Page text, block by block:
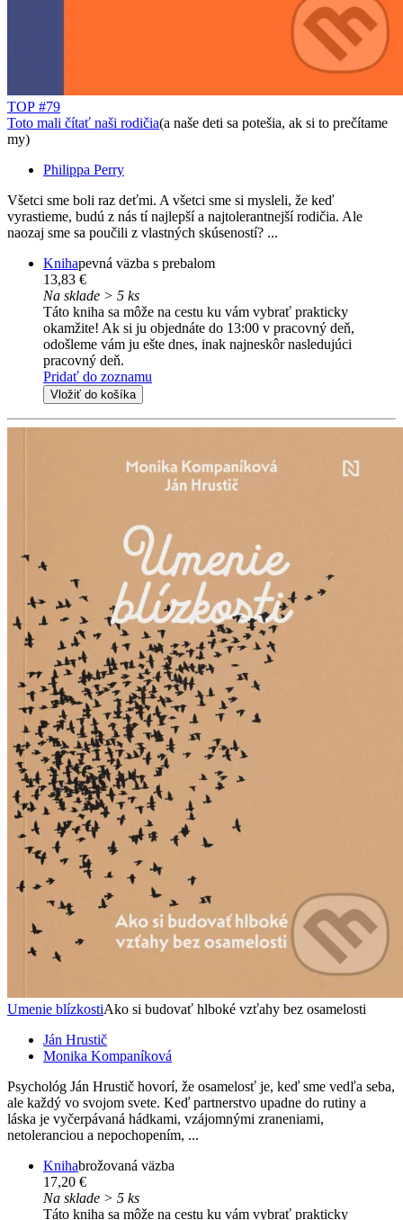
TOP #79
Toto mali čítať naši rodičia(a naše deti sa potešia, ak si to prečítame
my)
Philippa Perry
Všetci sme boli raz deťmi. A všetci sme si mysleli, že keď
vyrastieme, budú z nás tí najlepší a najtolerantnejší rodičia. Ale
naozaj sme sa poučili z vlastných skúseností? ...
Knihapevná väzba s prebalom
13,83 €
Na sklade > 5 ks
Táto kniha sa môže na cestu ku vám vybrať prakticky
okamžite! Ak si ju objednáte do 13:00 v pracovný deň,
odošleme vám ju ešte dnes, inak najneskôr nasledujúci
pracovný deň.
Pridať do zoznamu
Vložiť do košíka
Umenie blízkostiAko si budovať hlboké vzťahy bez osamelosti
Ján Hrustič
Monika Kompaníková
Psychológ Ján Hrustič hovorí, že osamelosť je, keď sme vedľa seba,
ale každý vo svojom svete. Keď partnerstvo upadne do rutiny a
láska je vyčerpávaná hádkami, vzájomnými zraneniami,
netoleranciou a nepochopením, ...
Knihabrožovaná väzba
17,20 €
Na sklade > 5 ks
Táto kniha sa môže na cestu ku vám vybrať prakticky